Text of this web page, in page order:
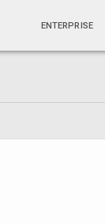
ENTERPRISE